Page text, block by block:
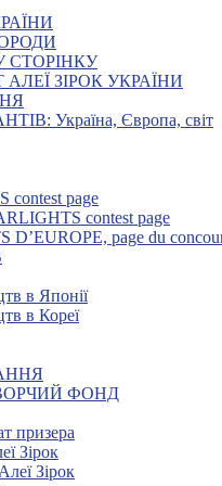
СТОРІНКУ
ЗІРОК УКРАЇНИ
Україна, Європа, світ
contest page
contest page
D’EUROPE, page du
в Японії
в Кореї
ФОНД
призера
Зірок
Зірок